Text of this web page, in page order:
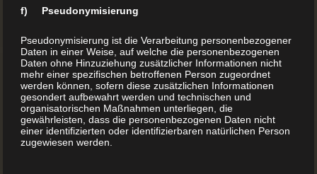
f) Pseudonymisierung
Pseudonymisierung ist die Verarbeitung personenbezogener
Daten in einer Weise, auf welche die personenbezogenen
Daten ohne Hinzuziehung zusätzlicher Informationen nicht
mehr einer spezifischen betroffenen Person zugeordnet
werden können, sofern diese zusätzlichen Informationen
gesondert aufbewahrt werden und technischen und
organisatorischen Maßnahmen unterliegen, die
gewährleisten, dass die personenbezogenen Daten nicht
einer identifizierten oder identifizierbaren natürlichen Person
zugewiesen werden.